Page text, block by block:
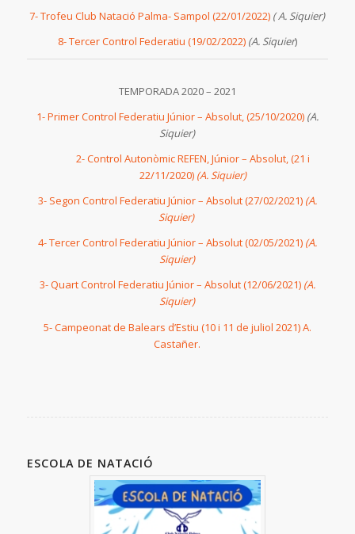
7- Trofeu Club Natació Palma- Sampol (22/01/2022) ( A. Siquier)
8- Tercer Control Federatiu (19/02/2022) (A. Siquier)
TEMPORADA 2020 – 2021
1- Primer Control Federatiu Júnior – Absolut, (25/10/2020) (A.
Siquier)
2- Control Autonòmic REFEN, Júnior – Absolut, (21 i
22/11/2020) (A. Siquier)
3- Segon Control Federatiu Júnior – Absolut (27/02/2021) (A.
Siquier)
4- Tercer Control Federatiu Júnior – Absolut (02/05/2021) (A.
Siquier)
3- Quart Control Federatiu Júnior – Absolut (12/06/2021) (A.
Siquier)
5- Campeonat de Balears d’Estiu (10 i 11 de juliol 2021) A.
Castañer.
ESCOLA DE NATACIÓ